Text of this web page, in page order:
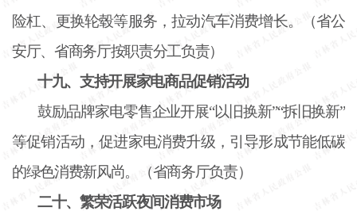
险杠、更换轮毂等服务，拉动汽车消费增长。（省公
安厅、省商务厅按职责分工负责）
十九、支持开展家电商品促销活动
鼓励品牌家电零售企业开展“以旧换新”“拆旧换新”
等促销活动，促进家电消费升级，引导形成节能低碳
的绿色消费新风尚。（省商务厅负责）
二十、繁荣活跃夜间消费市场